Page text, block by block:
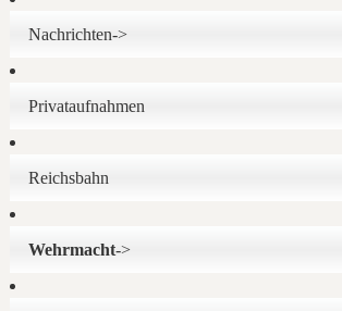
Nachrichten->
Privataufnahmen
Reichsbahn
Wehrmacht->